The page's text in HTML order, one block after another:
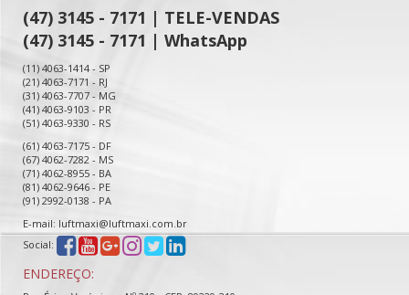
(47) 3145 - 7171 | TELE-VENDAS
(47) 3145 - 7171 | WhatsApp
(11) 4063-1414 - SP
(21) 4063-7171 - RJ
(31) 4063-7707 - MG
(41) 4063-9103 - PR
(51) 4063-9330 - RS
(61) 4063-7175 - DF
(67) 4062-7282 - MS
(71) 4062-8955 - BA
(81) 4062-9646 - PE
(91) 2992-0138 - PA
E-mail: luftmaxi@luftmaxi.com.br
Social:
ENDEREÇO: